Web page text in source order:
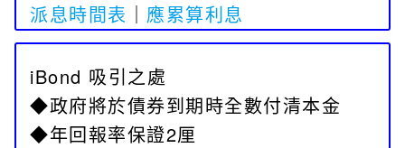
派息時間表 ｜ 應累算利息
iBond 吸引之處
◆政府將於債券到期時全數付清本金
◆年回報率保證2厘